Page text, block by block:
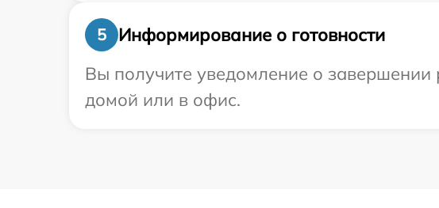
5
Информирование о готовности
Вы получите уведомление о завершении
домой или в офис.